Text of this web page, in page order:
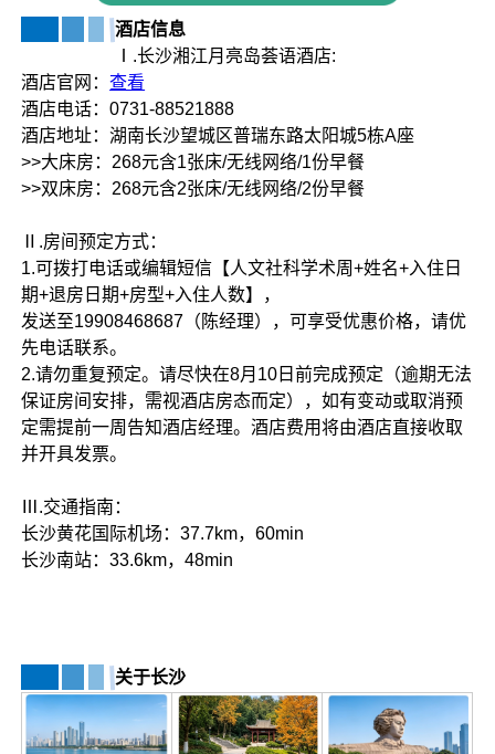
酒店信息
Ⅰ.长沙湘江月亮岛荟语酒店:
酒店官网：查看
酒店电话：0731-88521888
酒店地址：湖南长沙望城区普瑞东路太阳城5栋A座
>>大床房：268元含1张床/无线网络/1份早餐
>>双床房：268元含2张床/无线网络/2份早餐
Ⅱ.房间预定方式：
1.可拨打电话或编辑短信【人文社科学术周+姓名+入住日
期+退房日期+房型+入住人数】，
发送至19908468687（陈经理），可享受优惠价格，请优
先电话联系。
2.请勿重复预定。请尽快在8月10日前完成预定（逾期无法
保证房间安排，需视酒店房态而定），如有变动或取消预
定需提前一周告知酒店经理。酒店费用将由酒店直接收取
并开具发票。
Ⅲ.交通指南：
长沙黄花国际机场：37.7km，60min
长沙南站：33.6km，48min
关于长沙